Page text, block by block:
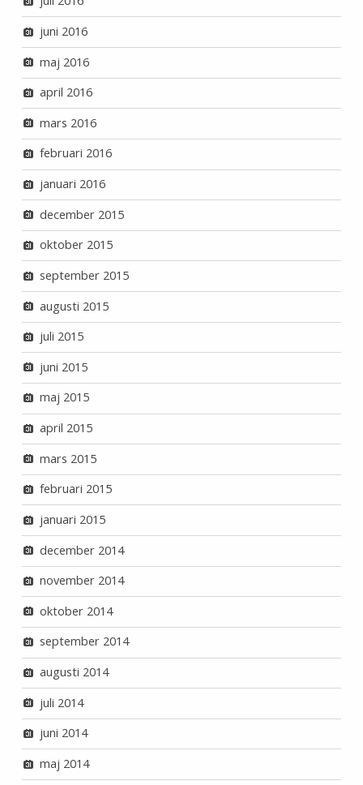
juni 2016
maj 2016
april 2016
mars 2016
februari 2016
januari 2016
december 2015
oktober 2015
september 2015
augusti 2015
juli 2015
juni 2015
maj 2015
april 2015
mars 2015
februari 2015
januari 2015
december 2014
november 2014
oktober 2014
september 2014
augusti 2014
juli 2014
juni 2014
maj 2014